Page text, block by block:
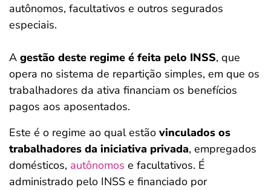
autônomos, facultativos e outros segurados
especiais.
A gestão deste regime é feita pelo INSS, que
opera no sistema de repartição simples, em que os
trabalhadores da ativa financiam os benefícios
pagos aos aposentados.
Este é o regime ao qual estão vinculados os
trabalhadores da iniciativa privada, empregados
domésticos, autônomos e facultativos. É
administrado pelo INSS e financiado por